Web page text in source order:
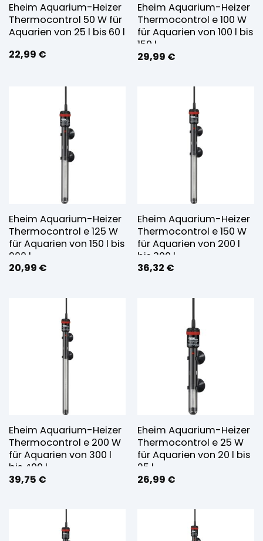
Eheim Aquarium-Heizer
Thermocontrol 50 W für
Aquarien von 25 l bis 60 l
22,99 €
Eheim Aquarium-Heizer
Thermocontrol e 100 W
für Aquarien von 100 l bis
150 l
29,99 €
Eheim Aquarium-Heizer
Thermocontrol e 125 W
für Aquarien von 150 l bis
200 l
20,99 €
Eheim Aquarium-Heizer
Thermocontrol e 150 W
für Aquarien von 200 l
bis 300 l
36,32 €
Eheim Aquarium-Heizer
Thermocontrol e 200 W
für Aquarien von 300 l
bis 400 l
39,75 €
Eheim Aquarium-Heizer
Thermocontrol e 25 W
für Aquarien von 20 l bis
25 l
26,99 €